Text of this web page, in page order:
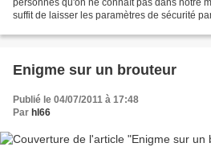
suffit de laisser les paramètres de sécurité
Enigme sur un brouteur
Publié le 04/07/2011 à 17:48
Par hl66